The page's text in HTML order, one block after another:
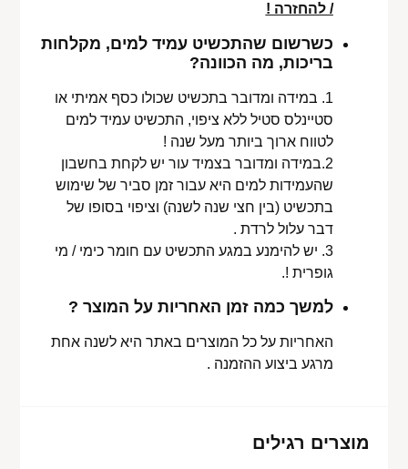
/ להחזרה !
כשרשום שהתכשיט עמיד למים, מקלחות
בריכות, מה הכוונה?
1. במידה ומדובר בתכשיט שכולו כסף אמיתי או
סטיינלס סטיל ללא ציפוי, התכשיט עמיד למים
לטווח ארוך ביותר מעל שנה !
2.במידה ומדובר בצמיד עור יש לקחת בחשבון
שהעמידות למים היא עבור זמן סביר של שימוש
בתכשיט (בין חצי שנה לשנה) וציפוי בסופו של
דבר עלול לרדת .
3. יש להימנע במגע התכשיט עם חומר כימי / מי
גופרית !.
למשך כמה זמן האחריות על המוצר ?
האחריות על כל המוצרים באתר היא לשנה אחת
מרגע ביצוע ההזמנה .
מוצרים רגילים